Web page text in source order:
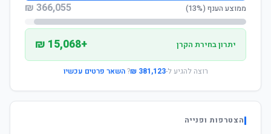
ממוצע הענף (13%) 366,055 ₪
יתרון בחירת הקרן +15,068 ₪
רוצה להגיע ל-381,123 ₪
?השאר פרטים עכשיו
הצטרפות ופנייה